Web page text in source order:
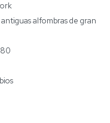
alfombras de gran